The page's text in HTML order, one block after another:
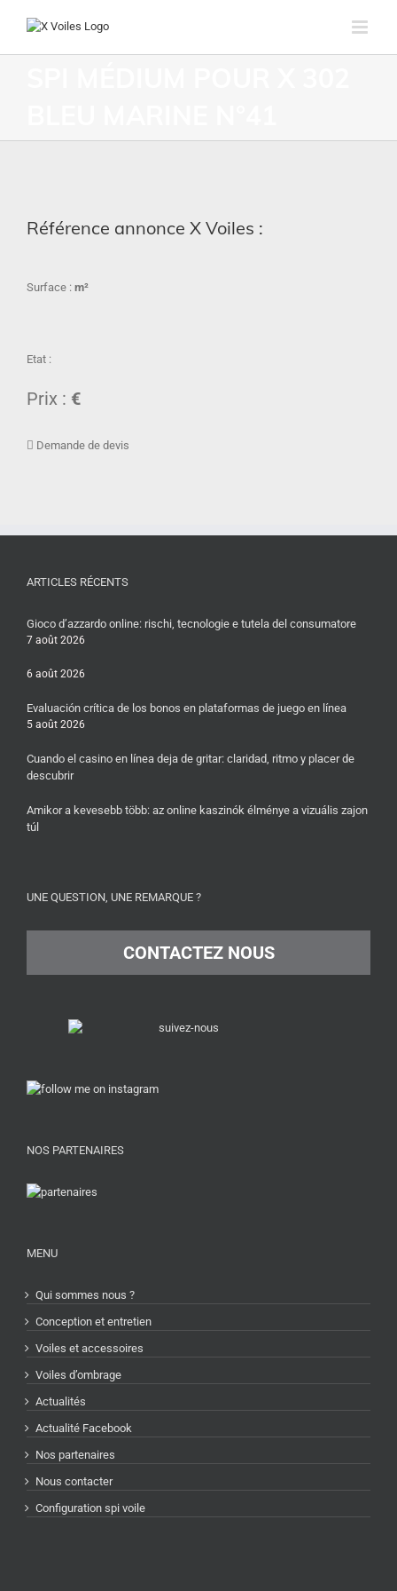
Référence annonce X Voiles :
Surface : m²
Etat :
Prix : €
Demande de devis
ARTICLES RÉCENTS
Gioco d’azzardo online: rischi, tecnologie e tutela del consumatore
7 août 2026
6 août 2026
Evaluación crítica de los bonos en plataformas de juego en línea
5 août 2026
Cuando el casino en línea deja de gritar: claridad, ritmo y placer de
descubrir
Amikor a kevesebb több: az online kaszinók élménye a vizuális zajon
túl
UNE QUESTION, UNE REMARQUE ?
CONTACTEZ NOUS
NOS PARTENAIRES
MENU
Qui sommes nous ?
Conception et entretien
Voiles et accessoires
Voiles d’ombrage
Actualités
Actualité Facebook
Nos partenaires
Nous contacter
Configuration spi voile